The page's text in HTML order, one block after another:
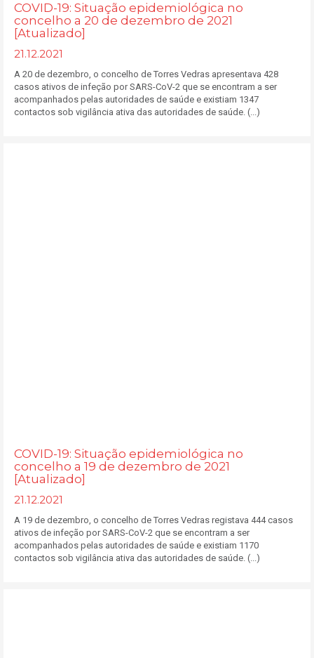
COVID-19: Situação epidemiológica no
concelho a 20 de dezembro de 2021
[Atualizado]
21.12.2021
A 20 de dezembro, o concelho de Torres Vedras apresentava 428
casos ativos de infeção por SARS-CoV-2 que se encontram a ser
acompanhados pelas autoridades de saúde e existiam 1347
contactos sob vigilância ativa das autoridades de saúde. (...)
COVID-19: Situação epidemiológica no
concelho a 19 de dezembro de 2021
[Atualizado]
21.12.2021
A 19 de dezembro, o concelho de Torres Vedras registava 444 casos
ativos de infeção por SARS-CoV-2 que se encontram a ser
acompanhados pelas autoridades de saúde e existiam 1170
contactos sob vigilância ativa das autoridades de saúde. (...)